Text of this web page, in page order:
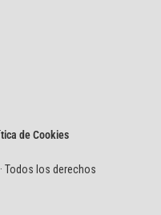
de Cookies
Todos los derechos